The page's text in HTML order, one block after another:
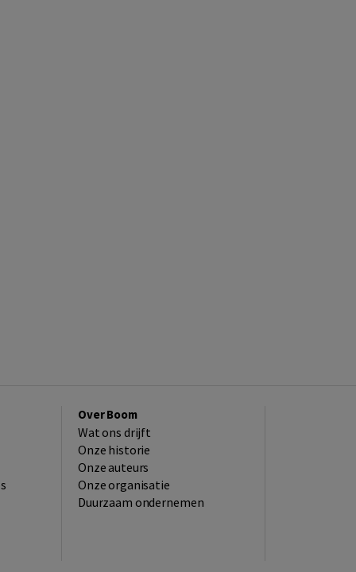
Over Boom
Wat ons drijft
Onze historie
Onze auteurs
Onze organisatie
Duurzaam ondernemen